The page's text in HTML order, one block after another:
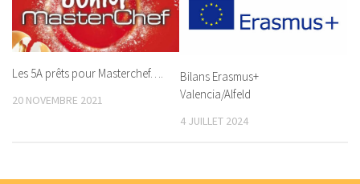
Les 5A prêts pour Masterchef….
20 NOVEMBRE 2021
Bilans Erasmus+
Valencia/Alfeld
4 JUILLET 2024